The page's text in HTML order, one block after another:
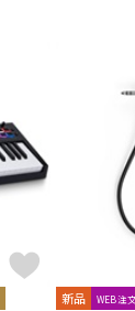
新品 WEB注